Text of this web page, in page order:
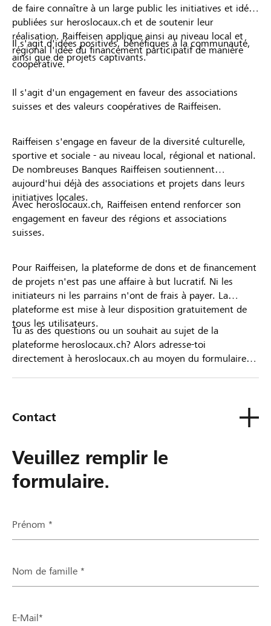
de faire connaître à un large public les initiatives et idées
publiées sur heroslocaux.ch et de soutenir leur
réalisation. Raiffeisen applique ainsi au niveau local et
régional l'idée du financement participatif de manière
coopérative.
Il s'agit d'idées positives, bénéfiques à la communauté,
ainsi que de projets captivants.
Il s'agit d'un engagement en faveur des associations
suisses et des valeurs coopératives de Raiffeisen.
Raiffeisen s'engage en faveur de la diversité culturelle,
sportive et sociale - au niveau local, régional et national.
De nombreuses Banques Raiffeisen soutiennent
aujourd'hui déjà des associations et projets dans leurs
initiatives locales.
Avec heroslocaux.ch, Raiffeisen entend renforcer son
engagement en faveur des régions et associations
suisses.
Pour Raiffeisen, la plateforme de dons et de financement
de projets n'est pas une affaire à but lucratif. Ni les
initiateurs ni les parrains n'ont de frais à payer. La
plateforme est mise à leur disposition gratuitement de
tous les utilisateurs.
Tu as des questions ou un souhait au sujet de la
plateforme heroslocaux.ch? Alors adresse-toi
directement à heroslocaux.ch au moyen du formulaire
Contact
Veuillez remplir le
formulaire.
Prénom *
Nom de famille *
E-Mail*